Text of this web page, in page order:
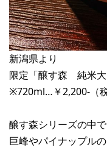
新潟県より
限定「醸す森 純米大
※720ml…￥2,200-（税
醸す森シリーズの中
巨峰やパイナップル